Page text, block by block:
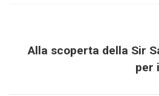
Alla scoperta della Sir
per